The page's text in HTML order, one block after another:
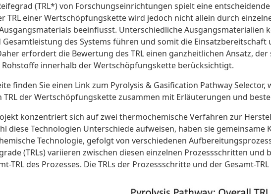
(TRL*) von Forschungseinrichtungen spielt eine
TRL einer Wertschöpfungskette wird jedoch nicht allein durch
beeinflusst. Unterschiedliche Ausgangsmaterialien
des Systems führen und somit die
erfordert die Bewertung des TRL einen ganzheitlichen Ansatz,
innerhalb der Wertschöpfungskette berücksichtigt.
finden Sie einen Link zum Pyrolysis & Gasification Pathway
TRL der Wertschöpfungskette zusammen mit Erläuterungen und
konzentriert sich auf zwei thermochemische Verfahren zur
diese Technologien Unterschiede aufweisen, haben sie
Technologie, gefolgt von verschiedenen
(TRLs) variieren zwischen diesen einzelnen Prozessschritten
TRL des Prozesses. Die TRLs der Prozessschritte und der Gesamt-